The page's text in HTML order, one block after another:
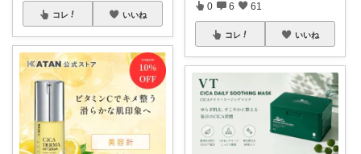
コレ いいね
0 6 61
コレ いいね